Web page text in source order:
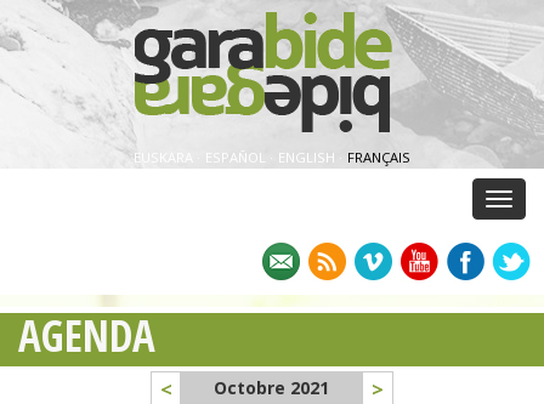
EUSKARA ESPAÑOL · ENGLISH · FRANÇAIS
AGENDA
< Octobre 2021 >